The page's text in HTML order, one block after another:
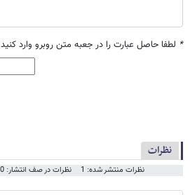
* لطفا حاصل عبارت را در جعبه متن روبرو وارد کنید
نظرات
نظرات منتشر شده: 1 نظرات در صف انتشار: 0